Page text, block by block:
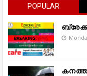
POPULAR